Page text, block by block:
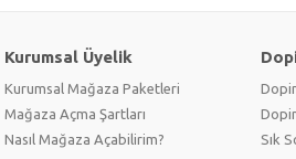
Kurumsal Üyelik
Kurumsal Mağaza Paketleri
Mağaza Açma Şartları
Nasıl Mağaza Açabilirim?
Sık